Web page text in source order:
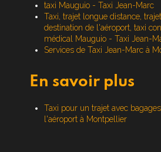
taxi Mauguio - Taxi Jean-Marc
Taxi, trajet longue distance,
destination de l'aéroport, taxi
médical Mauguio - Taxi Jean-
Services de Taxi Jean-Marc à
En savoir plus
Taxi pour un trajet avec
l'aéroport à Montpellier